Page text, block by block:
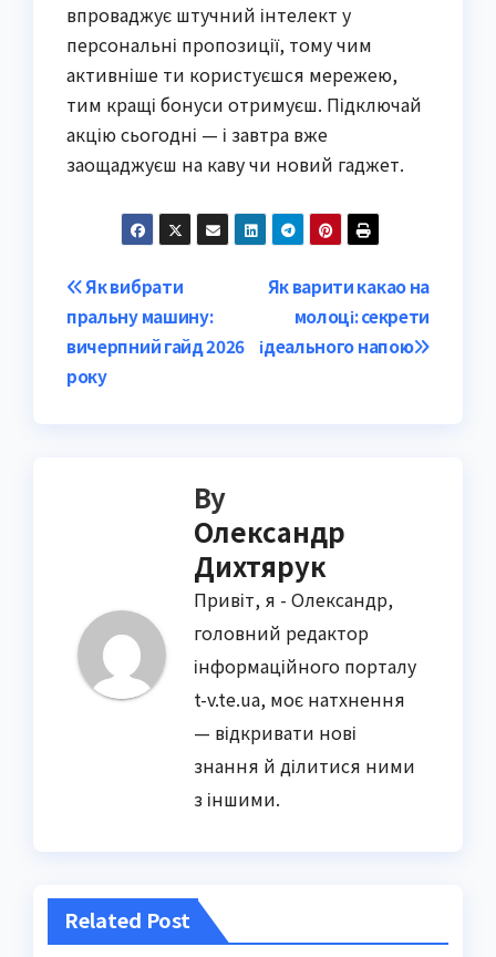
впроваджує штучний інтелект у
персональні пропозиції, тому чим
активніше ти користуєшся мережею,
тим кращі бонуси отримуєш. Підключай
акцію сьогодні — і завтра вже
заощаджуєш на каву чи новий гаджет.
Post
navigation
Як варити какао на
молоці: секрети
ідеального напою
Як вибрати
пральну машину:
вичерпний гайд 2026
року
By
Олександр
Дихтярук
Привіт, я - Олександр,
головний редактор
інформаційного порталу
t-v.te.ua, моє натхнення
— відкривати нові
знання й ділитися ними
з іншими.
Related Post